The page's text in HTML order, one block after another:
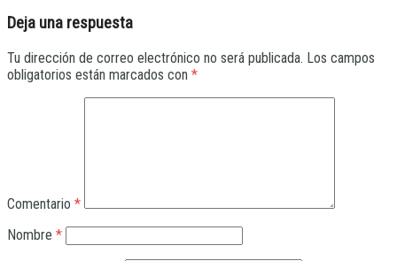
Deja una respuesta
Tu dirección de correo electrónico no será publicada. Los campos
obligatorios están marcados con *
Comentario *
Nombre *